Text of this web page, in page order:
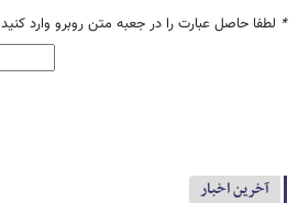
* لطفا حاصل عبارت را در جعبه متن روبرو وارد کنید
آخرین اخبار